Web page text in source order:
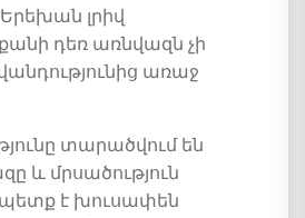
Երեխան լրիվ
քանի դեռ առնվազն չի
առաջ
տարածվում են
և մրսածություն
պետք է խուսափեն